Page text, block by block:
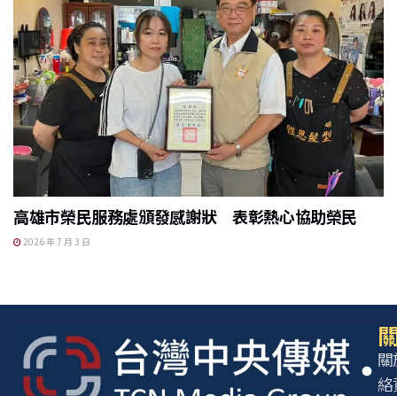
高雄市榮民服務處頒發感謝狀 表彰熱心協助榮民
2026 年 7 月 3 日